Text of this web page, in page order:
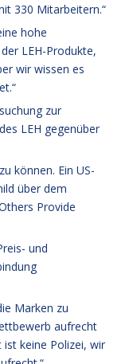
330 Mitarbeitern.“
hohe
LEH-Produkte,
wir wissen es
zur
LEH gegenüber
können. Ein US-
über dem
Provide
und
Marken zu
aufrecht
keine Polizei, wir